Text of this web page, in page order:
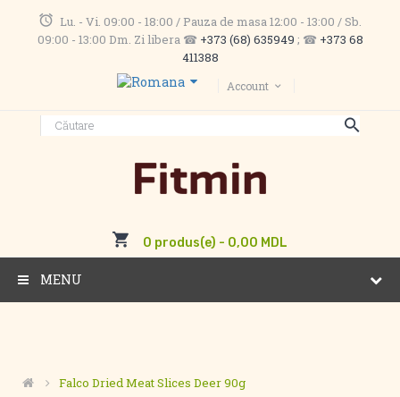
Lu. - Vi. 09:00 - 18:00 / Pauza de masa 12:00 - 13:00 / Sb.
09:00 - 13:00 Dm. Zi libera ☎ +373 (68) 635949 ; ☎ +373 68
411388
Account
0 produs(e) - 0,00 MDL
MENU
Falco Dried Meat Slices Deer 90g